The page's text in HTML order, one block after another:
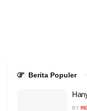
Berita Populer
BY